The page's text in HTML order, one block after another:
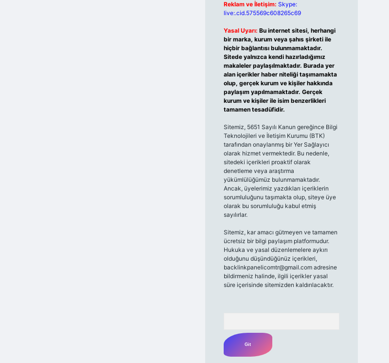
Reklam ve İletişim: Skype:
live:.cid.575569c608265c69
Yasal Uyarı: Bu internet sitesi, herhangi
bir marka, kurum veya şahıs şirketi ile
hiçbir bağlantısı bulunmamaktadır.
Sitede yalnızca kendi hazırladığımız
makaleler paylaşılmaktadır. Burada yer
alan içerikler haber niteliği taşımamakta
olup, gerçek kurum ve kişiler hakkında
paylaşım yapılmamaktadır. Gerçek
kurum ve kişiler ile isim benzerlikleri
tamamen tesadüfidir.
Sitemiz, 5651 Sayılı Kanun gereğince Bilgi
Teknolojileri ve İletişim Kurumu (BTK)
tarafından onaylanmış bir Yer Sağlayıcı
olarak hizmet vermektedir. Bu nedenle,
sitedeki içerikleri proaktif olarak
denetleme veya araştırma
yükümlülüğümüz bulunmamaktadır.
Ancak, üyelerimiz yazdıkları içeriklerin
sorumluluğunu taşımakta olup, siteye üye
olarak bu sorumluluğu kabul etmiş
sayılırlar.
Sitemiz, kar amacı gütmeyen ve tamamen
ücretsiz bir bilgi paylaşım platformudur.
Hukuka ve yasal düzenlemelere aykırı
olduğunu düşündüğünüz içerikleri,
backlinkpanelicomtr@gmail.comadresine
bildirmeniz halinde, ilgili içerikler yasal
süre içerisinde sitemizden kaldırılacaktır.